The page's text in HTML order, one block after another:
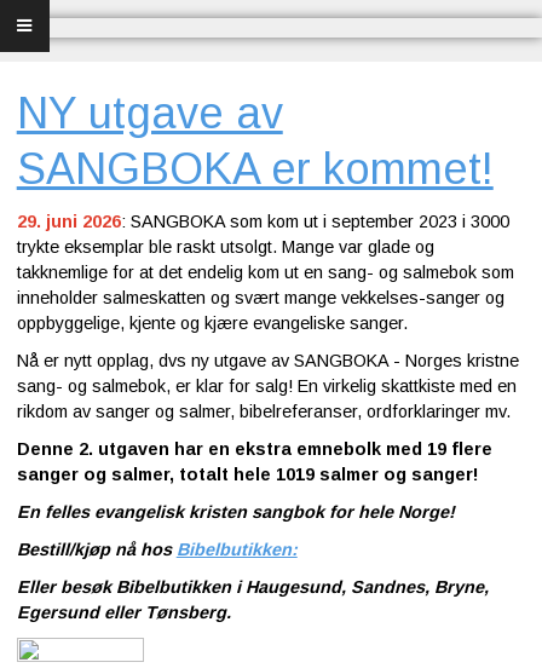
Forsiden
Bibel og sang
Bibelen og Israel
Livet - merkedager
Om Norges Bibelkirke
Nettkirke
Kontakt
oss
NY utgave av
SANGBOKA er kommet!
29. juni 2026: SANGBOKA som kom ut i september 2023 i 3000
trykte eksemplar ble raskt utsolgt. Mange var glade og
takknemlige for at det endelig kom ut en sang- og salmebok som
inneholder salmeskatten og svært mange vekkelses-sanger og
oppbyggelige, kjente og kjære evangeliske sanger.
Nå er nytt opplag, dvs ny utgave av SANGBOKA - Norges kristne
sang- og salmebok, er klar for salg! En virkelig skattkiste med en
rikdom av sanger og salmer, bibelreferanser, ordforklaringer mv.
Denne 2. utgaven har en ekstra emnebolk med 19 flere
sanger og salmer, totalt hele 1019 salmer og sanger!
En felles evangelisk kristen sangbok for hele Norge!
Bestill/kjøp nå hos Bibelbutikken:
Eller besøk Bibelbutikken i Haugesund, Sandnes, Bryne,
Egersund eller Tønsberg.